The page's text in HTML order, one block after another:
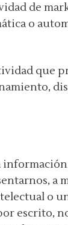
de
o
que
a
o
escrito,